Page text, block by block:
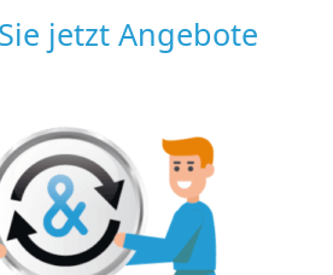
jetzt Angebote